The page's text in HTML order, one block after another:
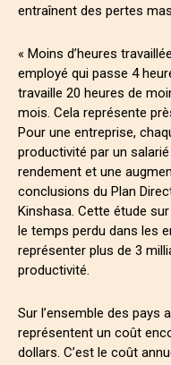
entraînent des pertes
« Moins d’heures
employé qui passe 4
travaille 20 heures de
mois. Cela représente
Pour une entreprise,
productivité par un
rendement et une
conclusions du Plan
Kinshasa. Cette étude
le temps perdu dans les
représenter plus de 3
productivité.
Sur l’ensemble des pays
représentent un coût
dollars. C’est le coût